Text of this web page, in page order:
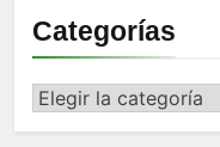
Categorías
Categorías